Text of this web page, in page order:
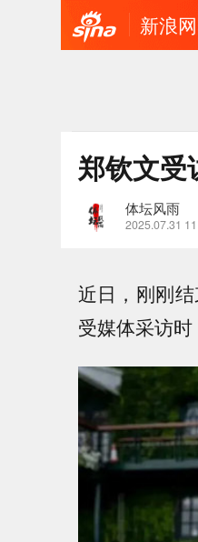
新浪网
郑钦文受
体坛风雨
2025.07.31
近日，刚刚
受媒体采访